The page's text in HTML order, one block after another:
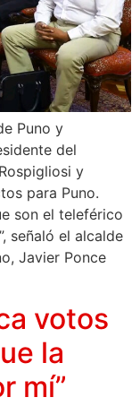
Puno y
del
y
para Puno.
son el teleférico
señaló el alcalde
Javier Ponce
votos
la
mí”